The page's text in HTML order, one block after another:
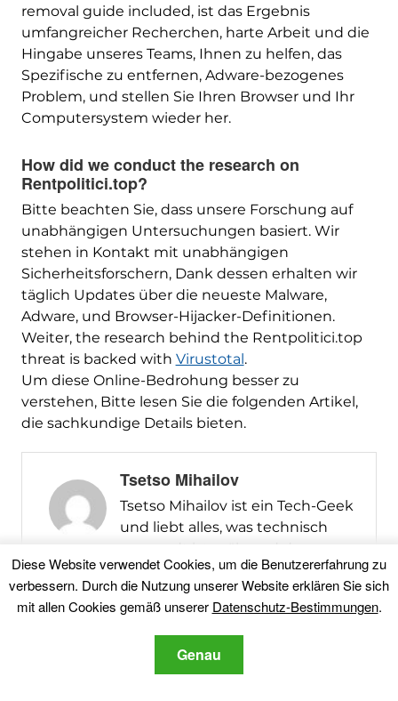
removal guide included, ist das Ergebnis
umfangreicher Recherchen, harte Arbeit und die
Hingabe unseres Teams, Ihnen zu helfen, das
Spezifische zu entfernen, Adware-bezogenes
Problem, und stellen Sie Ihren Browser und Ihr
Computersystem wieder her.
How did we conduct the research on
Rentpolitici.top?
Bitte beachten Sie, dass unsere Forschung auf
unabhängigen Untersuchungen basiert. Wir
stehen in Kontakt mit unabhängigen
Sicherheitsforschern, Dank dessen erhalten wir
täglich Updates über die neueste Malware,
Adware, und Browser-Hijacker-Definitionen.
Weiter, the research behind the Rentpolitici.top
threat is backed with Virustotal .
Um diese Online-Bedrohung besser zu
verstehen, Bitte lesen Sie die folgenden Artikel,
die sachkundige Details bieten.
Tsetso Mihailov
Tsetso Mihailov ist ein Tech-Geek
und liebt alles, was technisch
verwandt ist, während der
Beobachtung der neuesten
Nachrichten rund um
Technologien. Er hat in der IT
tätig, bevor, als
Systemadministrator und ein
Computer-Reparatur-Techniker.
Diese Website verwendet Cookies, um die Benutzererfahrung zu
verbessern. Durch die Nutzung unserer Website erklären Sie sich
mit allen Cookies gemäß unserer Datenschutz-Bestimmungen.
Genau